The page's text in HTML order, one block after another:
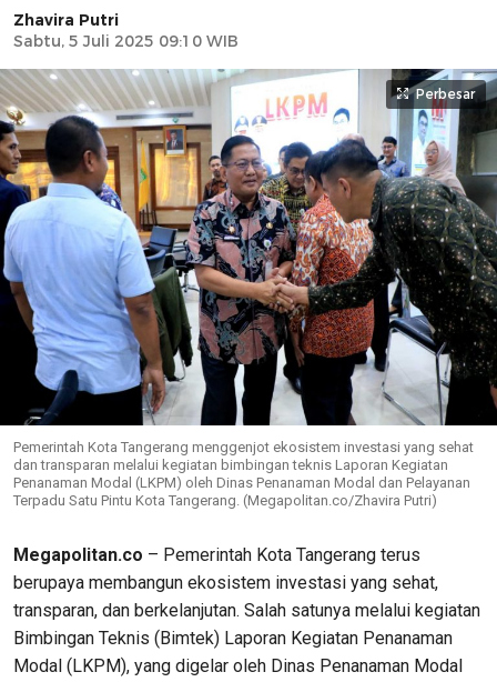
Zhavira Putri
Sabtu, 5 Juli 2025 09:10 WIB
Perbesar
Pemerintah Kota Tangerang menggenjot ekosistem investasi yang sehat
dan transparan melalui kegiatan bimbingan teknis Laporan Kegiatan
Penanaman Modal (LKPM) oleh Dinas Penanaman Modal dan Pelayanan
Terpadu Satu Pintu Kota Tangerang. (Megapolitan.co/Zhavira Putri)
Megapolitan.co – Pemerintah Kota Tangerang terus
berupaya membangun ekosistem investasi yang sehat,
transparan, dan berkelanjutan. Salah satunya melalui kegiatan
Bimbingan Teknis (Bimtek) Laporan Kegiatan Penanaman
Modal (LKPM), yang digelar oleh Dinas Penanaman Modal